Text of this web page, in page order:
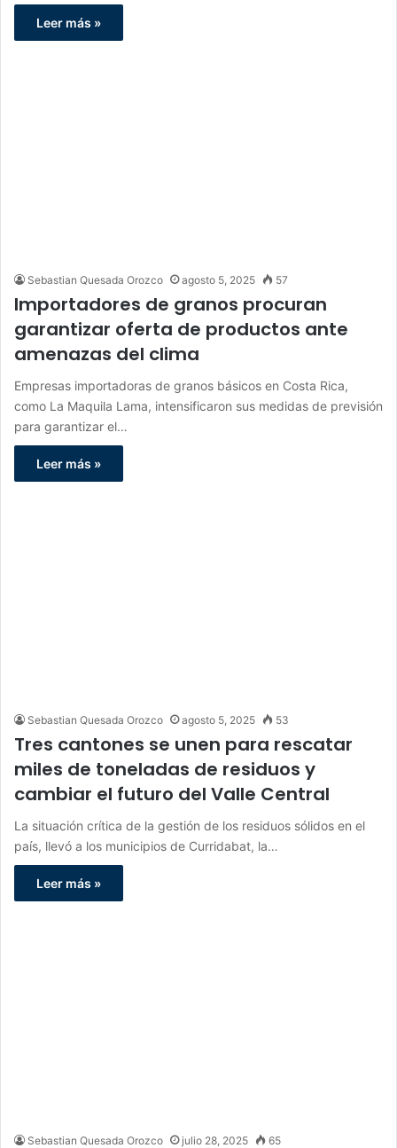
Leer más »
Sebastian Quesada Orozco agosto 5, 2025 57
Importadores de granos procuran
garantizar oferta de productos ante
amenazas del clima
Empresas importadoras de granos básicos en Costa Rica,
como La Maquila Lama, intensificaron sus medidas de previsión
para garantizar el…
Leer más »
Sebastian Quesada Orozco agosto 5, 2025 53
Tres cantones se unen para rescatar
miles de toneladas de residuos y
cambiar el futuro del Valle Central
La situación crítica de la gestión de los residuos sólidos en el
país, llevó a los municipios de Curridabat, la…
Leer más »
Sebastian Quesada Orozco julio 28, 2025 65